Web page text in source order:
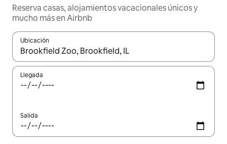
Reserva casas, alojamientos vacacionales únicos y
mucho más en Airbnb
Ubicación
Cuando los resultados estén disponibles, podrás navegar
Llegada
Salida